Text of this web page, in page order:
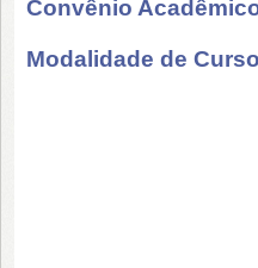
Convênio
Modalidade de